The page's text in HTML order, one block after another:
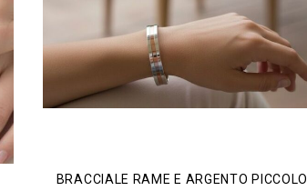
BRACCIALE RAME E ARGENTO PICCOLO